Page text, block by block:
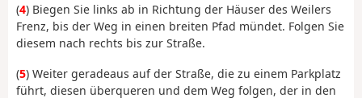
(4) Biegen Sie links ab in Richtung der Häuser des Weilers
Frenz, bis der Weg in einen breiten Pfad mündet. Folgen Sie
diesem nach rechts bis zur Straße.
(5) Weiter geradeaus auf der Straße, die zu einem Parkplatz
führt, diesen überqueren und dem Weg folgen, der in den